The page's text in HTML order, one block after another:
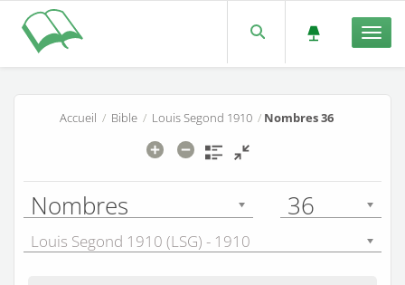
Accueil / Bible/ Louis Segond 1910/ Nombres 36
Nombres 36
Louis Segond 1910 (LSG) - 1910